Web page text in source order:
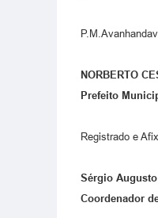
NORBERTO
Prefeito
Registrado e
Sérgio
Coordenador